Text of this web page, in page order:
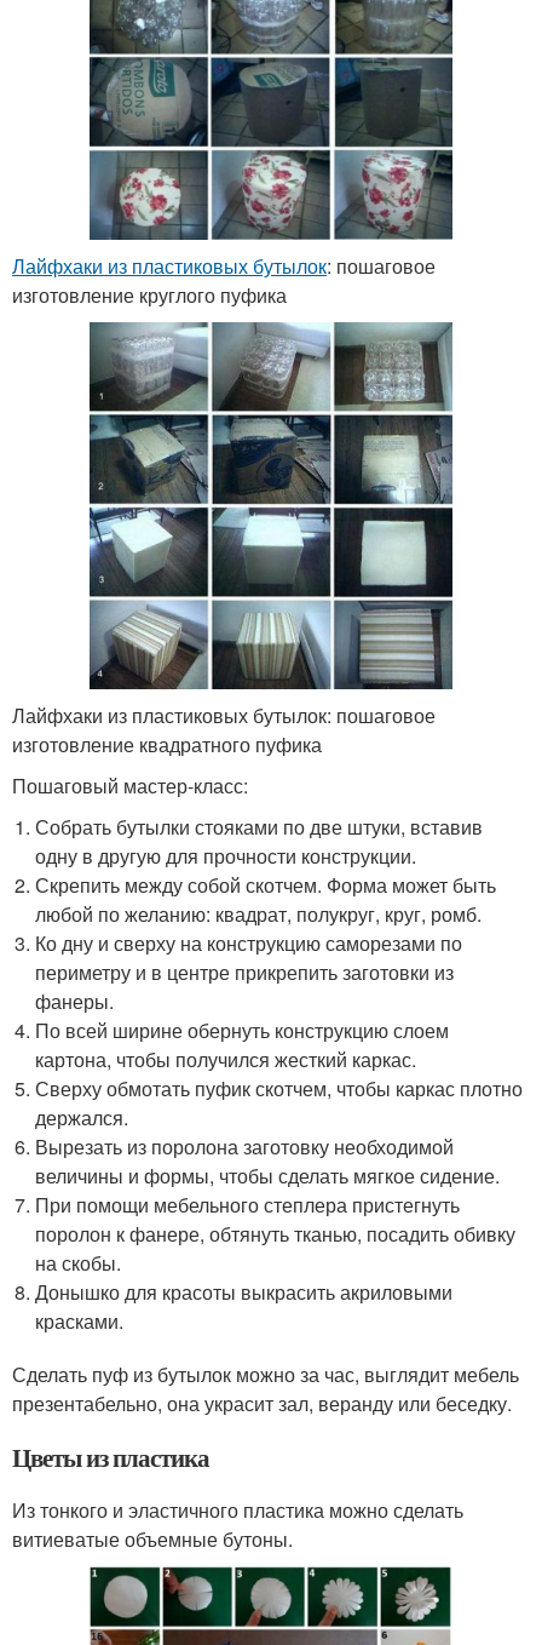
Лайфхаки из пластиковых бутылок: пошаговое
изготовление круглого пуфика
Лайфхаки из пластиковых бутылок: пошаговое
изготовление квадратного пуфика
Пошаговый мастер-класс:
Собрать бутылки стояками по две штуки, вставив
одну в другую для прочности конструкции.
Скрепить между собой скотчем. Форма может быть
любой по желанию: квадрат, полукруг, круг, ромб.
Ко дну и сверху на конструкцию саморезами по
периметру и в центре прикрепить заготовки из
фанеры.
По всей ширине обернуть конструкцию слоем
картона, чтобы получился жесткий каркас.
Сверху обмотать пуфик скотчем, чтобы каркас плотно
держался.
Вырезать из поролона заготовку необходимой
величины и формы, чтобы сделать мягкое сидение.
При помощи мебельного степлера пристегнуть
поролон к фанере, обтянуть тканью, посадить обивку
на скобы.
Донышко для красоты выкрасить акриловыми
красками.
Сделать пуф из бутылок можно за час, выглядит мебель
презентабельно, она украсит зал, веранду или беседку.
Цветы из пластика
Из тонкого и эластичного пластика можно сделать
витиеватые объемные бутоны.